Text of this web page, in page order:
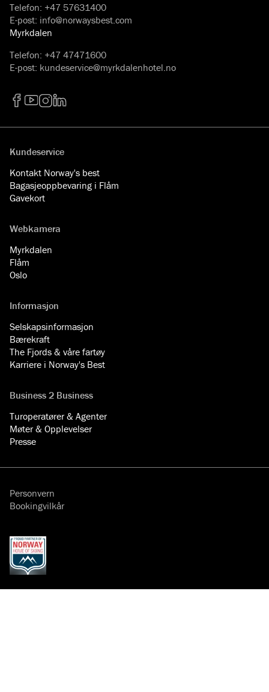
Telefon: +47 57631400
E-post: info@norwaysbest.com
Myrkdalen
Telefon: +47 47471600
E-post: kundeservice@myrkdalenhotel.no
Kundeservice
Kontakt Norway's best
Bagasjeoppbevaring i Flåm
Gavekort
Webkamera
Myrkdalen
Flåm
Oslo
Informasjon
Selskapsinformasjon
Bærekraft
The Fjords & våre fartøy
Karriere i Norway's Best
Business 2 Business
Turoperatører & Agenter
Møter & Opplevelser
Presse
Personvern
Bookingvilkår